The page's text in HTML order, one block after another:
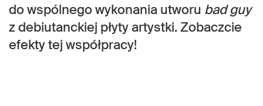
do wspólnego wykonania utworu bad guy
z debiutanckiej płyty artystki. Zobaczcie
efekty tej współpracy!